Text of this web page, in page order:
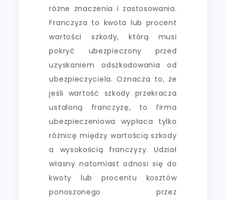
różne znaczenia i zastosowania.
Franczyza to kwota lub procent
wartości szkody, którą musi
pokryć ubezpieczony przed
uzyskaniem odszkodowania od
ubezpieczyciela. Oznacza to, że
jeśli wartość szkody przekracza
ustaloną franczyzę, to firma
ubezpieczeniowa wypłaca tylko
różnicę między wartością szkody
a wysokością franczyzy. Udział
własny natomiast odnosi się do
kwoty lub procentu kosztów
ponoszonego przez